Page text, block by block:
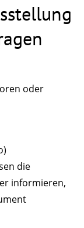
oder
die
informieren,